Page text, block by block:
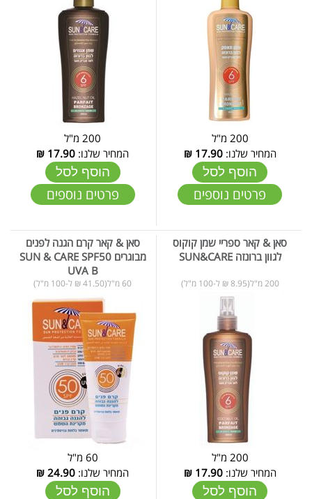
200 מ"ל
המחיר שלנו:17.90
₪
הוסף לסל
פרטים נוספים
200 מ"ל
המחיר שלנו: 17.90
₪
הוסף לסל
פרטים נוספים
סאן & קאר ספריי שמן קוקוס
לגוון ברונזה SUN&CARE
200 מ"ל(8.95 ₪ ל-100 מ"ל)
200 מ"ל
המחיר שלנו:17.90
₪
הוסף לסל
סאן & קאר קרם הגנה לפנים
מבוגרים SUN & CARE SPF50
UVA B
60 מ"ל(41.50 ₪ ל-100 מ"ל)
60 מ"ל
המחיר שלנו: 24.90
₪
הוסף לסל